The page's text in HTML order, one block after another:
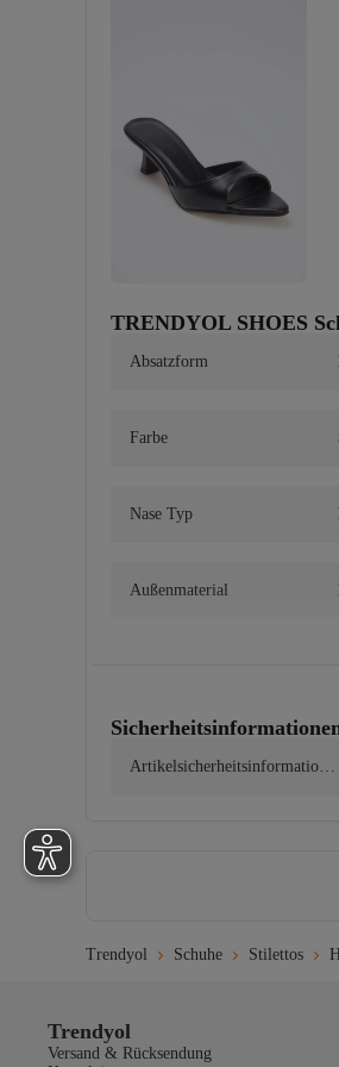
TRENDYOL SHOES
Absatzform
Farbe
Nase Typ
Außenmaterial
Bei einer Temperatur von
Artikelsicherheitsinformatione
Trendyol Schuhe Stilettos
Trendyol
Versand & Rücksendung